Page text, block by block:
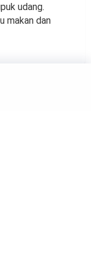
udang.
makan dan